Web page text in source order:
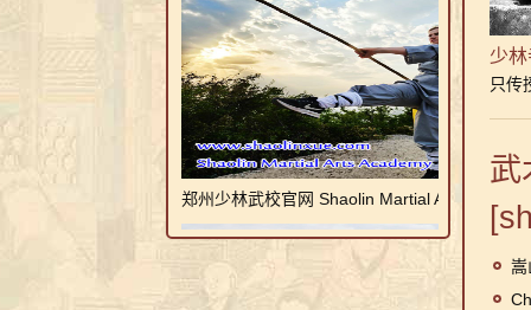
郑州少林武校官网 Shaolin Martial Arts
少
只传
武
嵩